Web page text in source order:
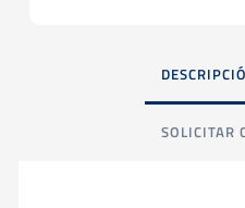
SOLICITAR